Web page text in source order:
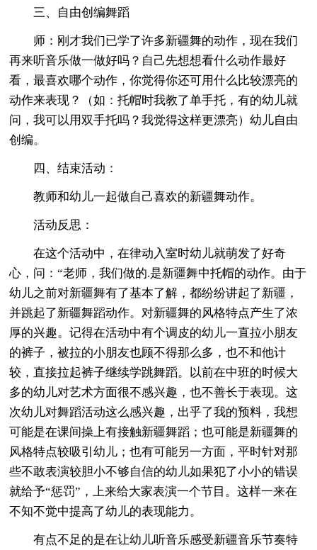
三、自由创编舞蹈
师：刚才我们已学了许多新疆舞的动作，现在我们
再来听音乐做一做好吗？自己先想想看什么动作最好
看，最喜欢哪个动作，你觉得你还可用什么比较漂亮的
动作来表现？（如：托帽时我教了单手托，有的幼儿就
问，我可以用双手托吗？我觉得这样更漂亮）幼儿自由
创编。
四、结束活动：
教师和幼儿一起做自己喜欢的新疆舞动作。
活动反思：
在这个活动中，在律动入室时幼儿就萌发了好奇
心，问：“老师，我们做的.是新疆舞中托帽的动作。由于
幼儿之前对新疆舞有了基本了解，都纷纷讲起了新疆，
并跳起了新疆舞蹈动作。对新疆舞的风格特点产生了浓
厚的兴趣。记得在活动中有个调皮的幼儿一直拉小朋友
的裤子，被拉的小朋友也顾不得那么多，也不和他计
较，直接拉起裤子继续学跳舞蹈。以前在中班的时候大
多的幼儿对艺术方面很不感兴趣，也不善长于表现。这
次幼儿对舞蹈活动这么感兴趣，出乎了我的预料，我想
可能是在课间操上有接触新疆舞蹈；也可能是新疆舞的
风格特点较吸引幼儿；也有可能另一方面，平时针对那
些不敢表演较胆小不够自信的幼儿如果犯了小小的错误
就给予“惩罚”，上来给大家表演一个节目。这样一来在
不知不觉中提高了幼儿的表现能力。
有点不足的是在让幼儿听音乐感受新疆音乐节奏特